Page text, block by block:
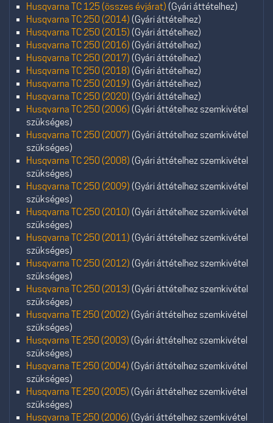
Husqvarna TC 125 (összes évjárat) (Gyári áttételhez)
Husqvarna TC 250 (2014) (Gyári áttételhez)
Husqvarna TC 250 (2015) (Gyári áttételhez)
Husqvarna TC 250 (2016) (Gyári áttételhez)
Husqvarna TC 250 (2017) (Gyári áttételhez)
Husqvarna TC 250 (2018) (Gyári áttételhez)
Husqvarna TC 250 (2019) (Gyári áttételhez)
Husqvarna TC 250 (2020) (Gyári áttételhez)
Husqvarna TC 250 (2006) (Gyári áttételhez szemkivétel
szükséges)
Husqvarna TC 250 (2007) (Gyári áttételhez szemkivétel
szükséges)
Husqvarna TC 250 (2008) (Gyári áttételhez szemkivétel
szükséges)
Husqvarna TC 250 (2009) (Gyári áttételhez szemkivétel
szükséges)
Husqvarna TC 250 (2010) (Gyári áttételhez szemkivétel
szükséges)
Husqvarna TC 250 (2011) (Gyári áttételhez szemkivétel
szükséges)
Husqvarna TC 250 (2012) (Gyári áttételhez szemkivétel
szükséges)
Husqvarna TC 250 (2013) (Gyári áttételhez szemkivétel
szükséges)
Husqvarna TE 250 (2002) (Gyári áttételhez szemkivétel
szükséges)
Husqvarna TE 250 (2003) (Gyári áttételhez szemkivétel
szükséges)
Husqvarna TE 250 (2004) (Gyári áttételhez szemkivétel
szükséges)
Husqvarna TE 250 (2005) (Gyári áttételhez szemkivétel
szükséges)
Husqvarna TE 250 (2006) (Gyári áttételhez szemkivétel